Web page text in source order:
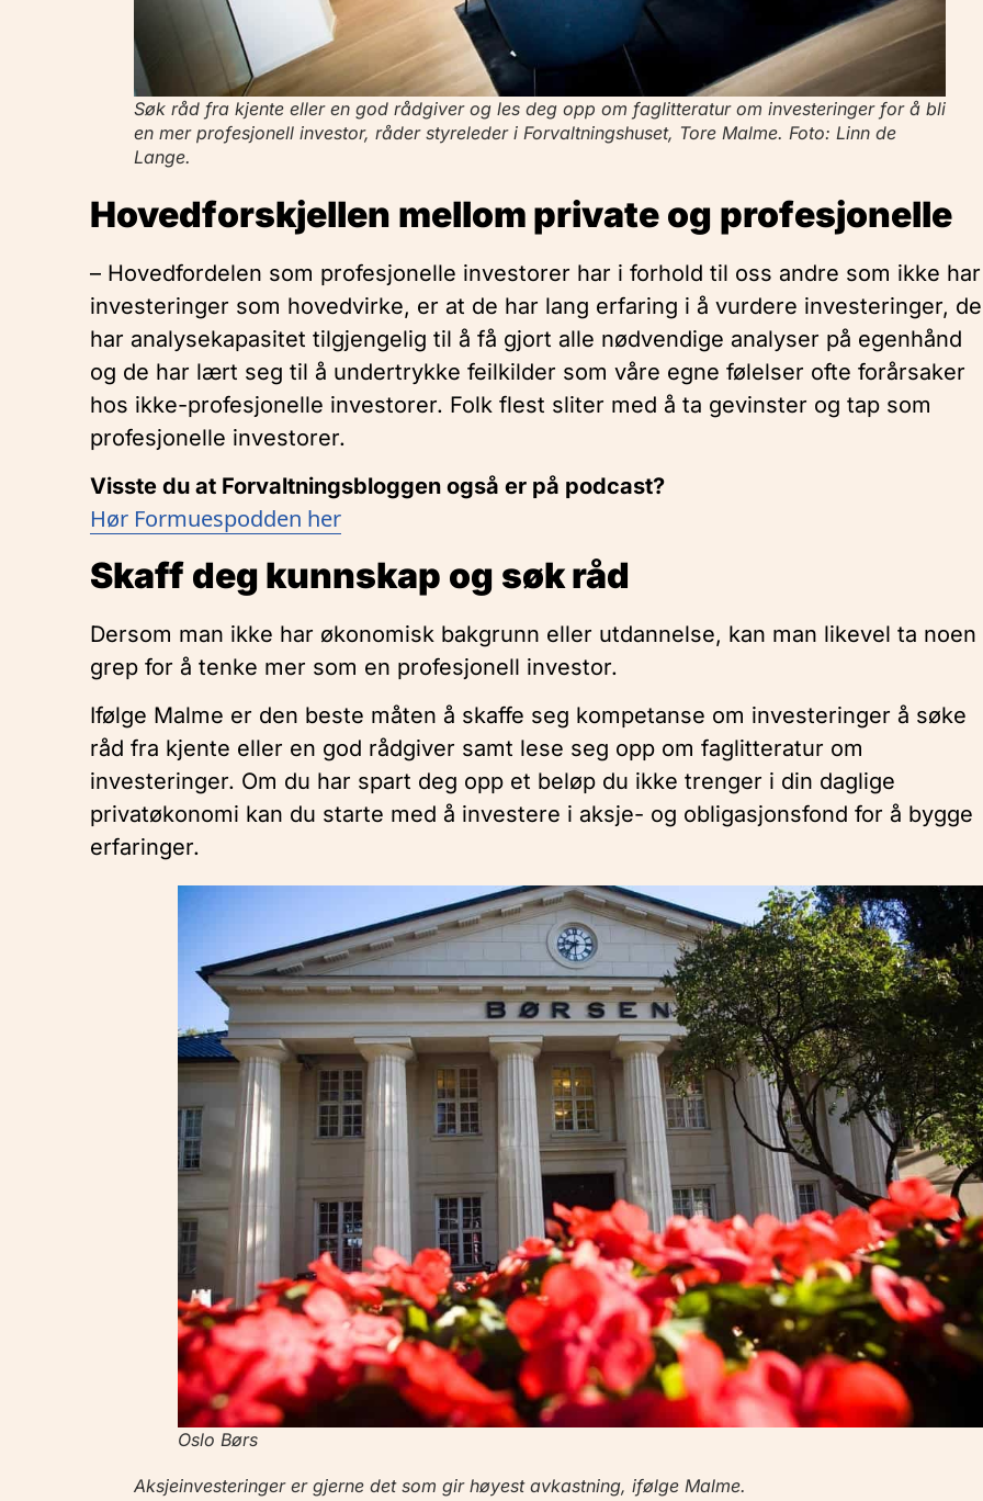
Søk råd fra kjente eller en god rådgiver og les deg opp om faglitteratur om investeringer for å bli
en mer profesjonell investor, råder styreleder i Forvaltningshuset, Tore Malme. Foto: Linn de
Lange.
Hovedforskjellen mellom private og profesjonelle
– Hovedfordelen som profesjonelle investorer har i forhold til oss andre som ikke har
investeringer som hovedvirke, er at de har lang erfaring i å vurdere investeringer, de
har analysekapasitet tilgjengelig til å få gjort alle nødvendige analyser på egenhånd
og de har lært seg til å undertrykke feilkilder som våre egne følelser ofte forårsaker
hos ikke-profesjonelle investorer. Folk flest sliter med å ta gevinster og tap som
profesjonelle investorer.
Visste du at Forvaltningsbloggen også er på podcast?
Hør Formuespodden her
Skaff deg kunnskap og søk råd
Dersom man ikke har økonomisk bakgrunn eller utdannelse, kan man likevel ta noen
grep for å tenke mer som en profesjonell investor.
Ifølge Malme er den beste måten å skaffe seg kompetanse om investeringer å søke
råd fra kjente eller en god rådgiver samt lese seg opp om faglitteratur om
investeringer. Om du har spart deg opp et beløp du ikke trenger i din daglige
privatøkonomi kan du starte med å investere i aksje- og obligasjonsfond for å bygge
erfaringer.
Oslo Børs
Aksjeinvesteringer er gjerne det som gir høyest avkastning, ifølge Malme.